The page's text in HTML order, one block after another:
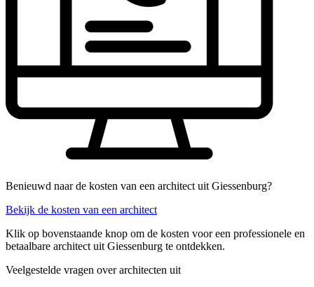
Benieuwd naar de kosten van een architect uit Giessenburg?
Bekijk de kosten van een architect
Klik op bovenstaande knop om de kosten voor een professionele en
betaalbare architect uit Giessenburg te ontdekken.
Veelgestelde vragen over architecten uit